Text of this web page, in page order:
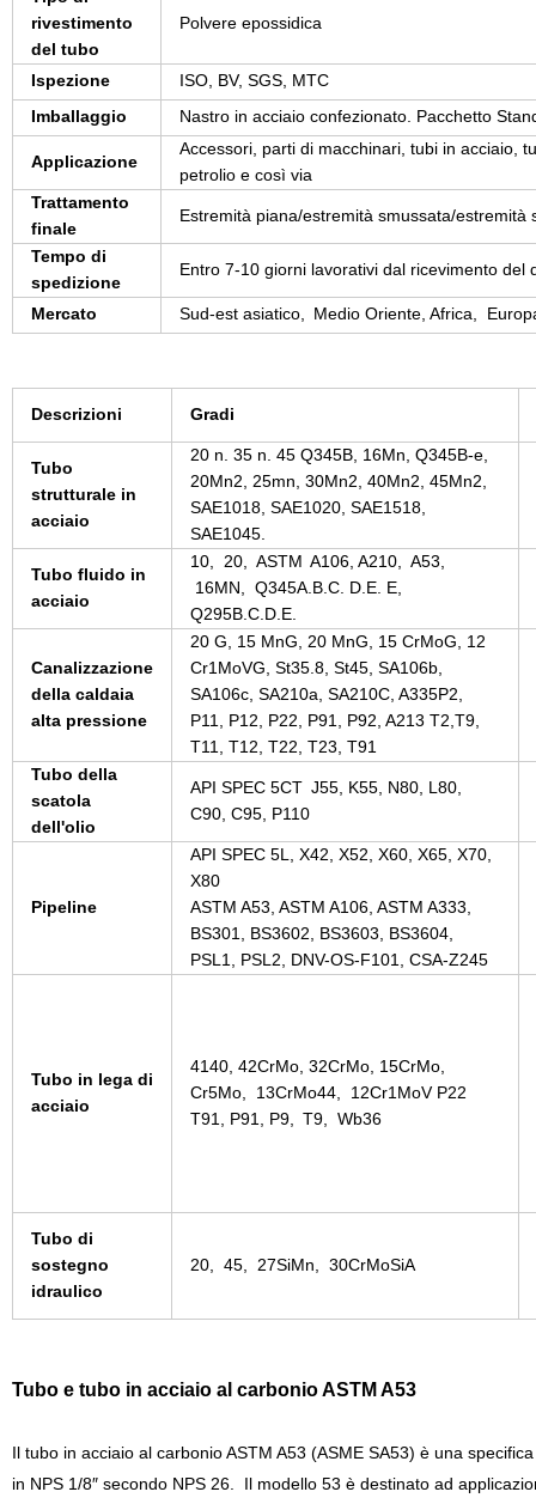
rivestimento
del tubo
Polvere epossidica
Ispezione
ISO, BV, SGS, MTC
Imballaggio
Nastro in acciaio confezionato. Pacchetto
Applicazione
Accessori, parti di macchinari, tubi in acciaio,
petrolio e così via
Trattamento
finale
Estremità piana/estremità smussata/
Tempo di
spedizione
Entro 7-10 giorni lavorativi dal ricevimento del
Mercato Sud-est asiatico, Medio Oriente, Africa
Descrizioni Gradi
Tubo
strutturale in
acciaio
20 n. 35 n. 45 Q345B, 16Mn, Q345B-e,
20Mn2, 25mn, 30Mn2, 40Mn2, 45Mn2,
SAE1018, SAE1020, SAE1518,
SAE1045.
Tubo fluido in
acciaio
10, 20, ASTM A106, A210, A53
16MN
Q345A.B.C. D.E. E,
Q295B.C.D.E.
Canalizzazione
della caldaia
alta pressione
20 G, 15 MnG, 20 MnG, 15 CrMoG, 12
Cr1MoVG, St35.8, St45, SA106b,
SA106c, SA210a, SA210C, A335P2,
P11, P12, P22, P91, P92, A213 T2,T9,
T11, T12, T22, T23, T91
Tubo della
scatola
dell'olio
API SPEC 5CT J55, K55, N80, L80,
C90, C95, P110
Pipeline
API SPEC 5L, X42, X52, X60, X65, X70,
X80
ASTM A53, ASTM A106, ASTM A333,
BS301, BS3602, BS3603, BS3604,
PSL1, PSL2, DNV-OS-F101, CSA-Z245
Tubo in lega di
acciaio
4140, 42CrMo, 32CrMo, 15CrMo,
Cr5Mo, 13CrMo44,
12Cr1MoV P22
T91, P91, P9,
T9, Wb36
Tubo di
sostegno
idraulico
20, 45, 27SiMn 30CrMoSiA
Tubo e tubo in acciaio al carbonio ASTM A53
Il tubo in acciaio al carbonio ASTM A53 (ASME SA53) è una
in NPS 1/8″ secondo NPS 26. Il modello 53 è destinato ad